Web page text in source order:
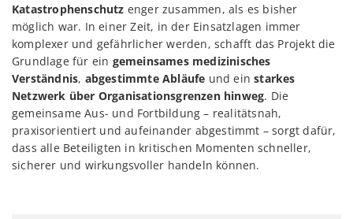
Katastrophenschutz enger zusammen, als es bisher
möglich war. In einer Zeit, in der Einsatzlagen immer
komplexer und gefährlicher werden, schafft das Projekt die
Grundlage für ein gemeinsames medizinisches
Verständnis, abgestimmte Abläufe und einstarkes
Netzwerk über Organisationsgrenzen hinweg. Die
gemeinsame Aus- und Fortbildung – realitätsnah,
praxisorientiert und aufeinander abgestimmt – sorgt dafür,
dass alle Beteiligten in kritischen Momenten schneller,
sicherer und wirkungsvoller handeln können.